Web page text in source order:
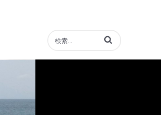
動画の検索語句を入力